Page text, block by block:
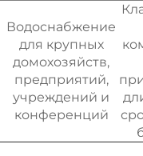
Водоснабжение
для крупных
домохозяйств,
предприятий,
учреждений и
конференций